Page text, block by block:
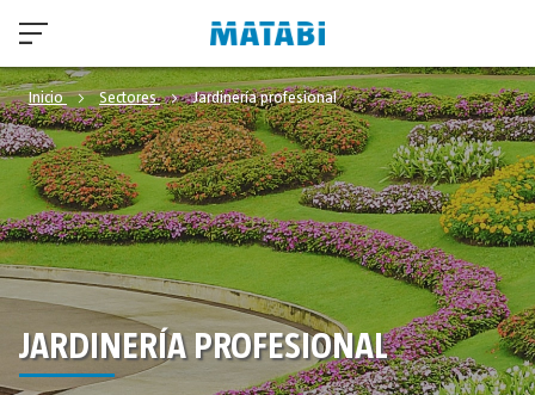
Inicio Sectores Jardinería profesional
JARDINERÍA PROFESIONAL